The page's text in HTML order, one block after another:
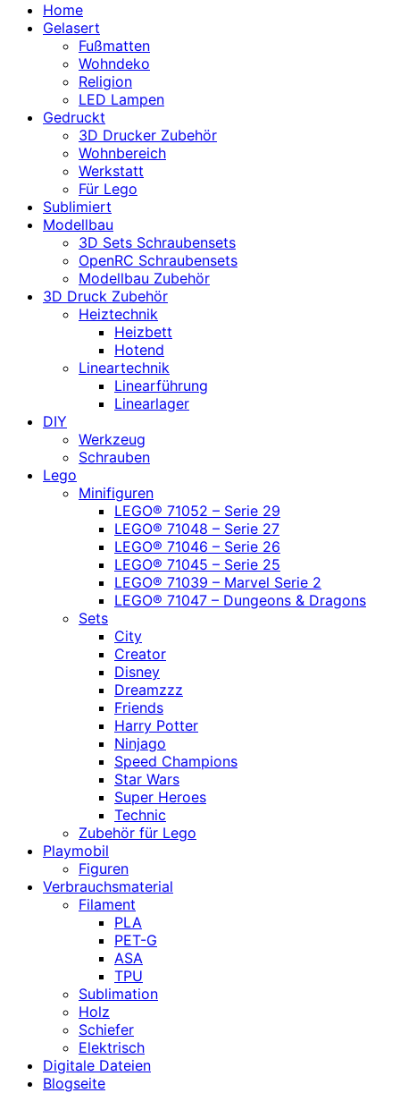
Home
Gelasert
Fußmatten
Wohndeko
Religion
LED Lampen
Gedruckt
3D Drucker Zubehör
Wohnbereich
Werkstatt
Für Lego
Sublimiert
Modellbau
3D Sets Schraubensets
OpenRC Schraubensets
Modellbau Zubehör
3D Druck Zubehör
Heiztechnik
Heizbett
Hotend
Lineartechnik
Linearführung
Linearlager
DIY
Werkzeug
Schrauben
Lego
Minifiguren
LEGO® 71052 – Serie 29
LEGO® 71048 – Serie 27
LEGO® 71046 – Serie 26
LEGO® 71045 – Serie 25
LEGO® 71039 – Marvel Serie 2
LEGO® 71047 – Dungeons & Dragons
Sets
City
Creator
Disney
Dreamzzz
Friends
Harry Potter
Ninjago
Speed Champions
Star Wars
Super Heroes
Technic
Zubehör für Lego
Playmobil
Figuren
Verbrauchsmaterial
Filament
PLA
PET-G
ASA
TPU
Sublimation
Holz
Schiefer
Elektrisch
Digitale Dateien
Blogseite